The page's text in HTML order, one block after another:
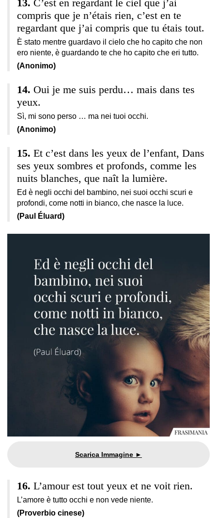
C’est en regardant le ciel que j’ai
compris que je n’étais rien, c’est en te
regardant que j’ai compris que tu étais tout.
È stato mentre guardavo il cielo che ho capito che non
ero niente, è guardando te che ho capito che eri tutto.
(Anonimo)
Oui je me suis perdu… mais dans tes
yeux.
Sì, mi sono perso … ma nei tuoi occhi.
(Anonimo)
Et c’est dans les yeux de l’enfant, Dans
ses yeux sombres et profonds, comme les
nuits blanches, que naît la lumière.
Ed è negli occhi del bambino, nei suoi occhi scuri e
profondi, come notti in bianco, che nasce la luce.
(Paul Éluard)
L’amour est tout yeux et ne voit rien.
L’amore è tutto occhi e non vede niente.
(Proverbio cinese)